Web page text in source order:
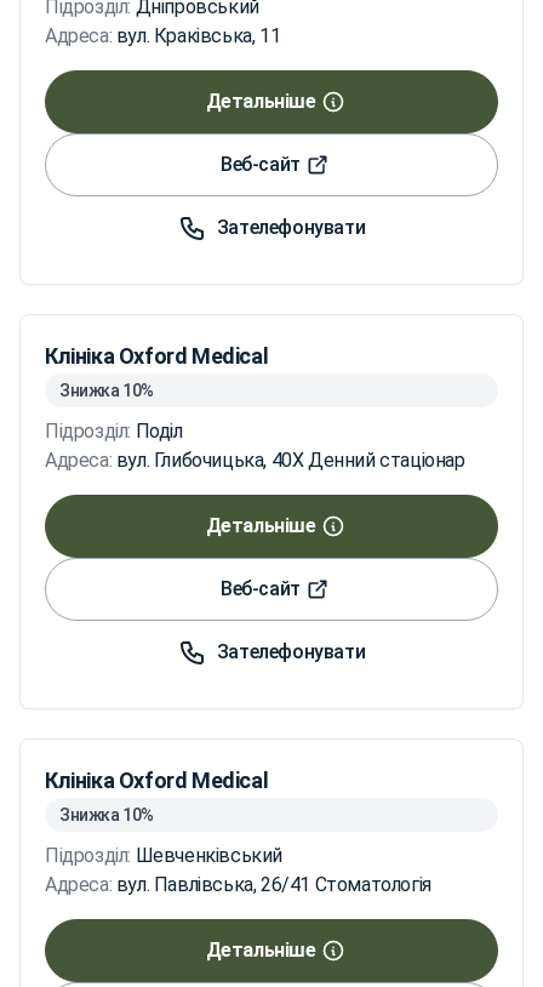
Підрозділ: Дніпровський
Адреса: вул. Краківська, 11
Детальніше
Веб-сайт
Зателефонувати
Клініка Oxford Medical
Знижка 10%
Підрозділ: Поділ
Адреса: вул. Глибочицька, 40X Денний стаціонар
Детальніше
Веб-сайт
Зателефонувати
Клініка Oxford Medical
Знижка 10%
Підрозділ: Шевченківський
Адреса: вул. Павлівська, 26/41 Стоматологія
Детальніше